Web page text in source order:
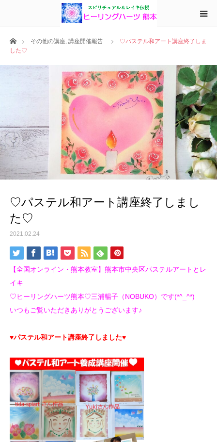
ホームその他の講座, 講座開催報告
♡パステル和アート講座終了しま
した♡
♡パステル和アート講座終了しまし
た♡
2021.02.24
【全国オンライン・熊本教室】熊本市中央区パステルアートとレ
イキ
♡ヒーリングハーツ熊本♡三浦暢子（NOBUKO）です(*^_^*)
いつもご覧いただきありがとうございます♪
♥パステル和アート講座終了しました♥